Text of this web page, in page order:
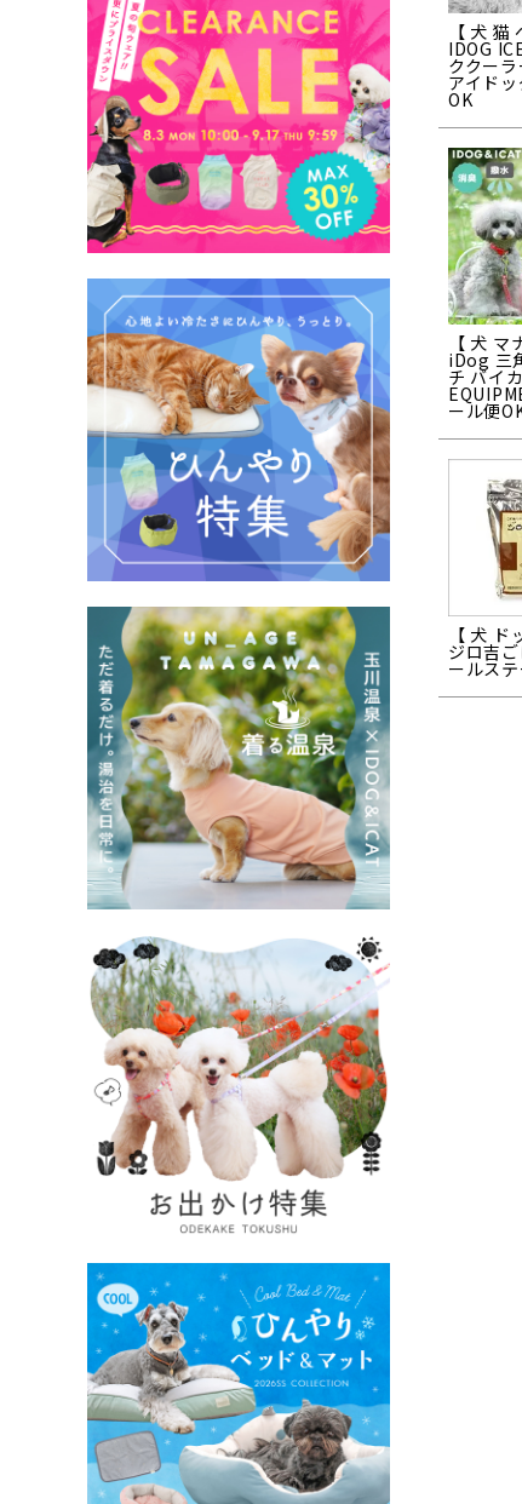
【 犬 猫
IDOG
ククー
アイド
OK
【 犬 マ
iDog 三
チ バイ
ール便
【 犬 ド
ジロ吉
ールス